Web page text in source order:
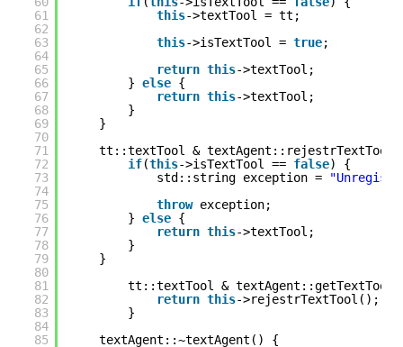
61
62
63
64
65
66
67
68
69
70
71
72
73
74
75
76
77
78
79
80
81
82
83
84
85
this->textTool = tt;
this->isTextTool = true;
return this->textTool;
} else {
return this->textTool;
}
}
tt::textTool &
if(this->isTextTool == false) {
std::string exception =
throw exception;
} else {
return this->textTool;
}
}
tt::textTool &
return this->rejestrTextTool();
}
textAgent::~textAgent() {